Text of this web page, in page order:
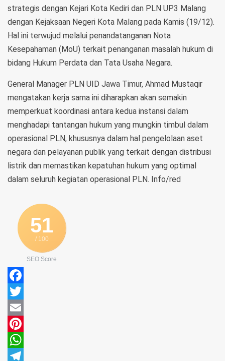
strategis dengan Kejari Kota Kediri dan PLN UP3 Malang
dengan Kejaksaan Negeri Kota Malang pada Kamis (19/12).
Hal ini terwujud melalui penandatanganan Nota
Kesepahaman (MoU) terkait penanganan masalah hukum di
bidang Hukum Perdata dan Tata Usaha Negara.
General Manager PLN UID Jawa Timur, Ahmad Mustaqir
mengatakan kerja sama ini diharapkan akan semakin
memperkuat koordinasi antara kedua instansi dalam
menghadapi tantangan hukum yang mungkin timbul dalam
operasional PLN, khususnya dalam hal pengelolaan aset
negara dan pelayanan publik yang terkait dengan distribusi
listrik dan memastikan kepatuhan hukum yang optimal
dalam seluruh kegiatan operasional PLN. Info/red
51
/ 100
SEO Score
Facebook
Twitter
Email
Pinterest
WhatsApp